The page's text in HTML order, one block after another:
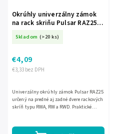
Okrúhly univerzálny zámok
na rack skriňu Pulsar RAZ25
Skladom (>20 ks)
€3,33 bez DPH
€4,09
Univerzálny okrúhly zámok Pulsar RAZ25
určený na predné aj zadné dvere rackových
skríň typu RWA, RW a RWD. Praktické